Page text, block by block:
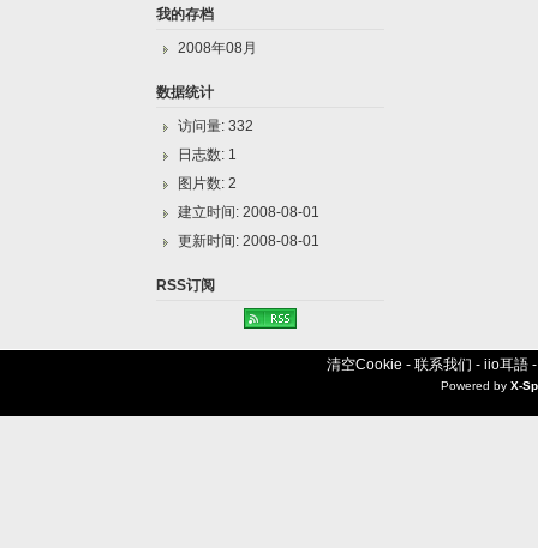
我的存档
2008年08月
数据统计
访问量: 332
日志数: 1
图片数: 2
建立时间: 2008-08-01
更新时间: 2008-08-01
RSS订阅
清空Cookie - 联系我们 - iio耳語
Powered by X-